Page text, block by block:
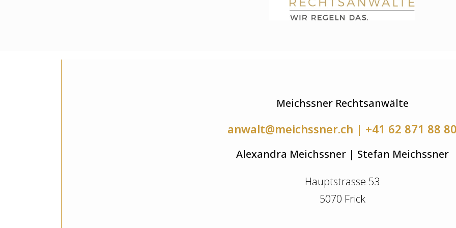
Meichssner Rechtsanwälte
anwalt@meichssner.ch | +41 62 871 88
Alexandra Meichssner | Stefan Meichssner
Hauptstrasse 53
5070 Frick